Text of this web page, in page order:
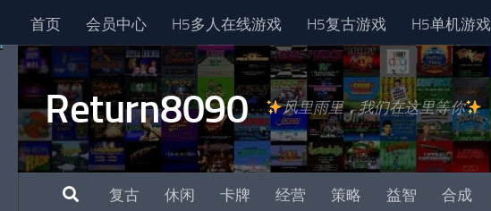
跳至内容
首页 会员中心 H5多人在线游戏 H5复古游戏 H5单机游戏
Return8090 风里雨里，我们在这里等你
复古 休闲 卡牌 经营 策略 益智 合成